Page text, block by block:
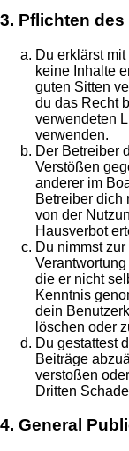
3. Pflichten des
Du erklärst
keine Inhalte
guten Sitten
du das Recht
verwendeten
verwenden.
Der Betreiber
Verstößen
anderer im
Betreiber dich
von der
Hausverbot
Du nimmst
die er nicht
Kenntnis
dein
löschen oder
Du gestattest
Beiträge
verstoßen
Dritten
4. General